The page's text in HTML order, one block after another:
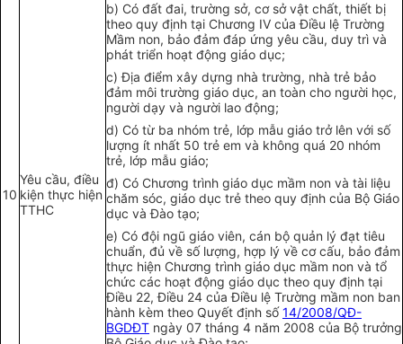
10
Yêu cầu, điều
kiện thực hiện
TTHC
b) Có đất đai, trường sở, cơ sở vật chất, thiết bị
theo quy định tại Chương IV của Điều lệ Trường
Mầm non, bảo đảm đáp ứng yêu cầu, duy trì và
phát triển hoạt động giáo dục;
c)Địa điểm xây dựng nhà trường, nhà trẻ bảo
đảm môi trường giáo dục, an toàn cho người học,
người dạy và người lao động;
d) Có từ ba nhóm trẻ, lớp mẫu giáo trở lên với số
lượng ít nhất 50 trẻ em và không quá 20 nhóm
trẻ, lớp mẫu giáo;
đ) Có Chương trình giáo dục mầm non và tài liệu
chăm sóc, giáo dục trẻ theo quy định của Bộ Giáo
dục và Đào tạo;
e) Có đội ngũ giáo viên, cán bộ quản lý đạt tiêu
chuẩn, đủ về số lượng, hợp lý về cơ cấu, bảo đảm
thực hiện Chương trình giáo dục mầm non và tổ
chức các hoạt động giáo dục theo quy định tại
Điều 22, Điều 24 của Điều lệ Trường mầm non ban
hành kèm theo Quyết định số14/2008/QĐ-
BGDĐT ngày 07 tháng 4 năm 2008 của Bộ trưởng